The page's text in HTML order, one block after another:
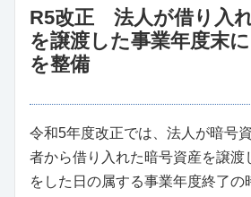
R5改正 法人が借り入
を譲渡した事業年度末
を整備
令和5年度改正では、法人が暗号
者から借り入れた暗号資産を譲渡
をした日の属する事業年度終了の